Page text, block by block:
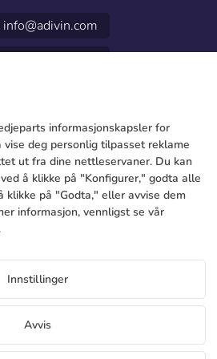
og 4,5x1m
3x1m og 4,5x1m Få
for distributører
info@adivin.com
NO
informasjonskapsler for
deg personlig tilpasset reklame
ut fra dine nettleservaner. Du kan
å klikke på "Konfigurer," godta alle
klikke på "Godta," eller avvise dem
informasjon, vennligst se vår
Innstillinger
Avvis